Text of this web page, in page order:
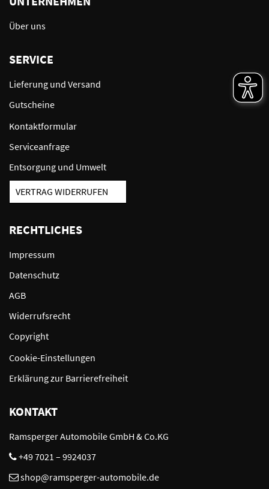
Über uns
SERVICE
Lieferung und Versand
Gutscheine
Kontaktformular
Serviceanfrage
Entsorgung und Umwelt
VERTRAG WIDERRUFEN
RECHTLICHES
Impressum
Datenschutz
AGB
Widerrufsrecht
Copyright
Cookie-Einstellungen
Erklärung zur Barrierefreiheit
KONTAKT
Ramsperger Automobile GmbH & Co.KG
+49 7021 – 9924037
shop@ramsperger-automobile.de